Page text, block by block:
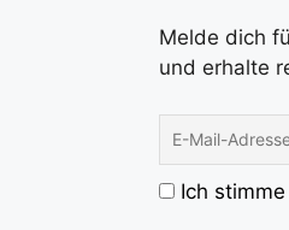
Melde dich
und erhalte
Ich